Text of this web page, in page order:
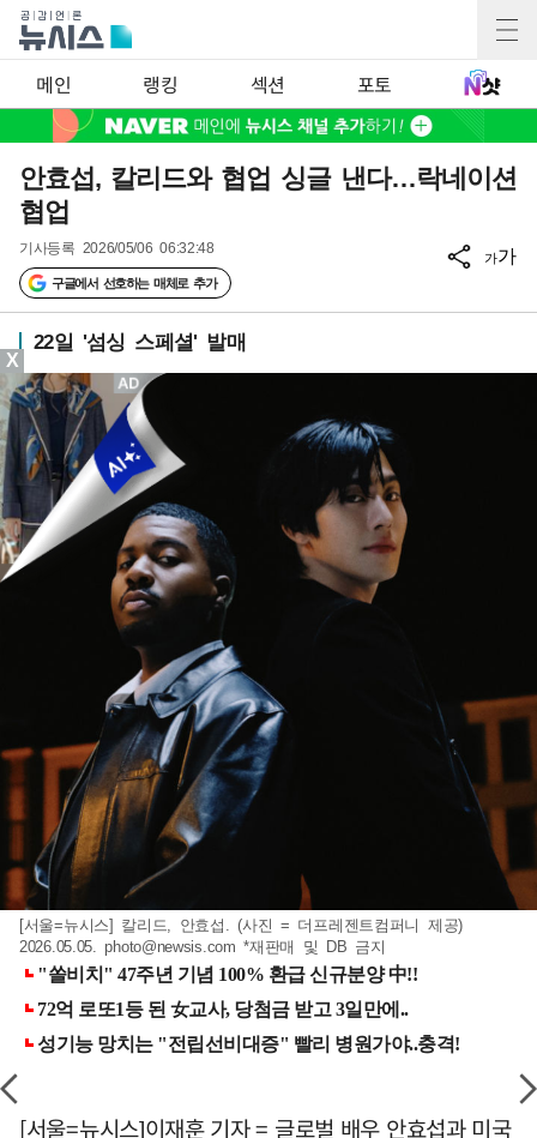
메인 랭킹 섹션 포토
안효섭, 칼리드와 협업 싱글 낸다…락네이션
협업
기사등록 2026/05/06 06:32:48
구글에서 선호하는 매체로 추가
가가
22일 '섬싱 스페셜' 발매
[서울=뉴시스] 칼리드, 안효섭. (사진 = 더프레젠트컴퍼니 제공)
2026.05.05.photo@newsis.com *재판매 및 DB 금지
[서울=뉴시스]이재훈 기자 = 글로벌 배우 안효섭과 미국
X